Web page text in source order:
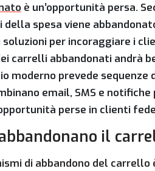
è un’opportunità persa.
spesa viene
per incoraggiare i
carrelli abbandonati andrà
moderno prevede
email, SMS e notifiche
perse in clienti
il
di abbandono del